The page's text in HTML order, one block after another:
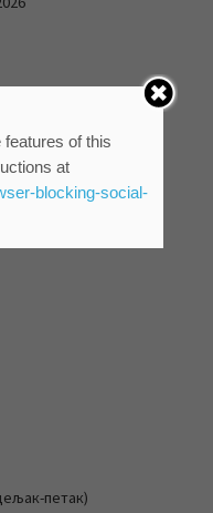
КАНАЛУ
петак)
of this
at
blocking-social-